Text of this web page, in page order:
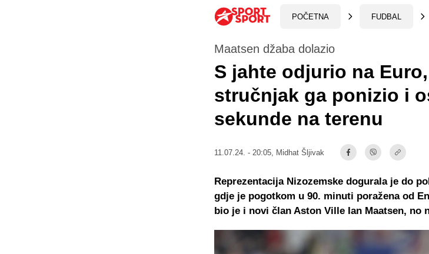
POČETNA FUDBAL
Maatsen džaba dolazio
S jahte odjurio na
stručnjak ga ponizio i
sekunde na terenu
11.07.24. - 20:05, Midhat Šljivak
Reprezentacija Nizozemske dogurala je do
gdje je pogotkom u 90. minuti poražena od
bio je i novi član Aston Ville Ian Maatsen, no